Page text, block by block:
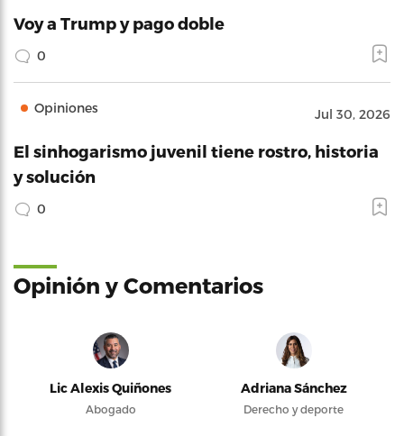
Voy a Trump y pago doble
0
Opiniones Jul 30, 2026
El sinhogarismo juvenil tiene rostro, historia
y solución
0
Opinión y Comentarios
Lic Alexis Quiñones
Abogado
Adriana Sánchez
Derecho y deporte